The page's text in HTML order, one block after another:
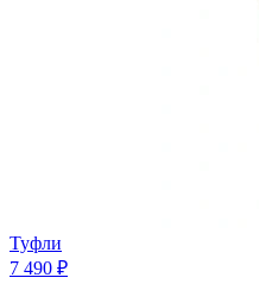
Туфли
7 490 ₽